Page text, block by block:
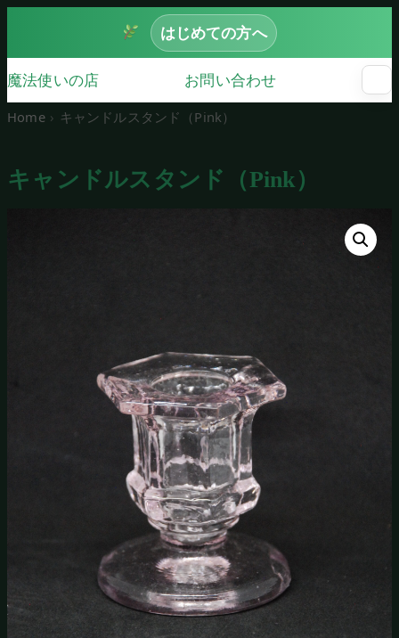
はじめての方へ
魔法使いの店 お問い合わせ
メ
Home キャンドルスタンド（Pink）
キャンドルスタンド（Pink）